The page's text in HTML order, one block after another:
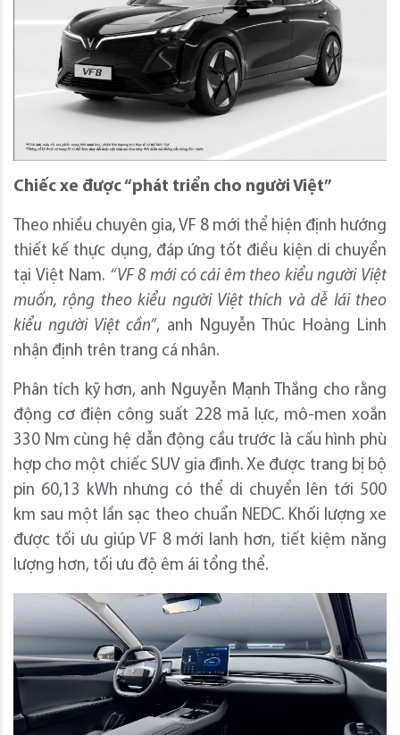
Chiếc xe được “phát triển cho người Việt”
Theo nhiều chuyên gia, VF 8 mới thể hiện định hướng
thiết kế thực dụng, đáp ứng tốt điều kiện di chuyển
tại Việt Nam. “VF 8 mới có cái êm theo kiểu người Việt
muốn, rộng theo kiểu người Việt thích và dễ lái theo
kiểu người Việt cần”, anh Nguyễn Thúc Hoàng Linh
nhận định trên trang cá nhân.
Phân tích kỹ hơn, anh Nguyễn Mạnh Thắng cho rằng
động cơ điện công suất 228 mã lực, mô-men xoắn
330 Nm cùng hệ dẫn động cầu trước là cấu hình phù
hợp cho một chiếc SUV gia đình. Xe được trang bị bộ
pin 60,13 kWh nhưng có thể di chuyển lên tới 500
km sau một lần sạc theo chuẩn NEDC. Khối lượng xe
được tối ưu giúp VF 8 mới lanh hơn, tiết kiệm năng
lượng hơn, tối ưu độ êm ái tổng thể.